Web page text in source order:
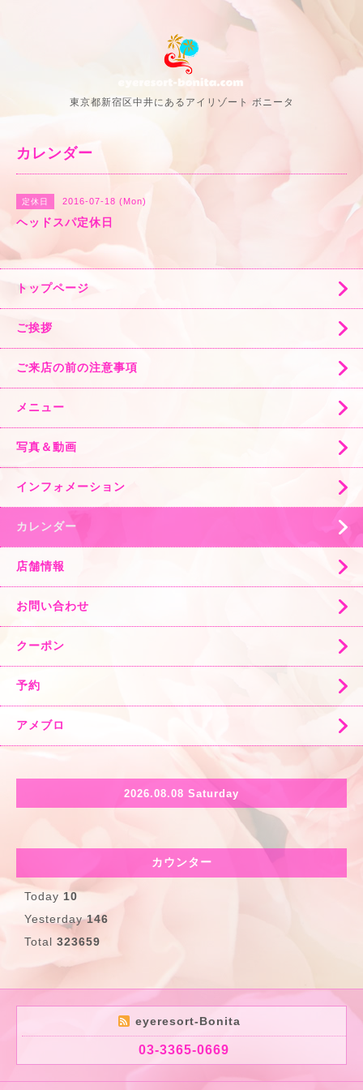
東京都新宿区中井にあるアイリゾート ボニータ
カレンダー
定休日 2016-07-18 (Mon)
ヘッドスパ定休日
トップページ
ご挨拶
ご来店の前の注意事項
メニュー
写真＆動画
インフォメーション
カレンダー
店舗情報
お問い合わせ
クーポン
予約
アメブロ
2026.08.08 Saturday
カウンター
Today 10
Yesterday146
Total 323659
eyeresort-Bonita
03-3365-0669